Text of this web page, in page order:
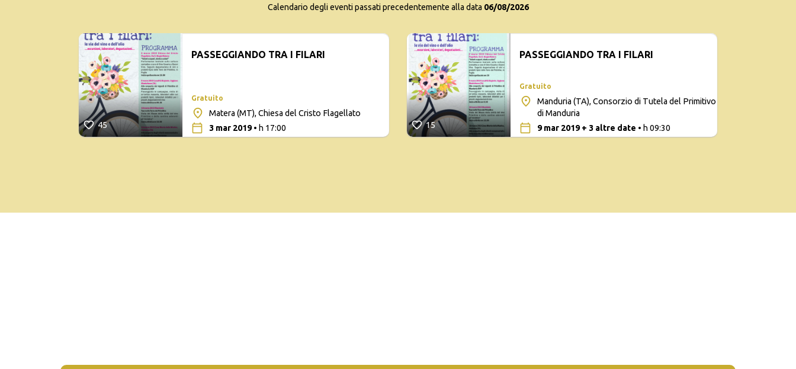
Calendario degli eventi passati precedentemente alla data 06/08/2026
45
PASSEGGIANDO TRA I FILARI
Gratuito
Matera (MT), Chiesa del Cristo Flagellato
3 mar 2019• h 17:00 15
PASSEGGIANDO TRA I FILARI
Gratuito
Manduria (TA), Consorzio di Tutela del Primitivo
di Manduria
9 mar 2019 + 3 altre date • h 09:30